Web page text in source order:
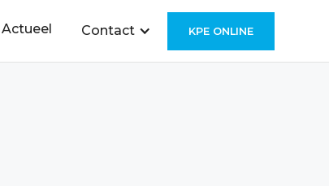
Actueel Contact KPE ONLINE